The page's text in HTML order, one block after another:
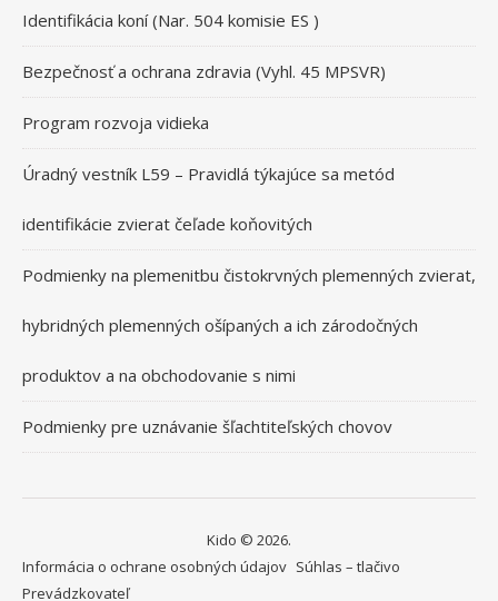
Identifikácia koní (Nar. 504 komisie ES )
Bezpečnosť a ochrana zdravia (Vyhl. 45 MPSVR)
Program rozvoja vidieka
Úradný vestník L59 – Pravidlá týkajúce sa metód
identifikácie zvierat čeľade koňovitých
Podmienky na plemenitbu čistokrvných plemenných zvierat,
hybridných plemenných ošípaných a ich zárodočných
produktov a na obchodovanie s nimi
Podmienky pre uznávanie šľachtiteľských chovov
Kido © 2026.
Informácia o ochrane osobných údajov Súhlas – tlačivo
Prevádzkovateľ